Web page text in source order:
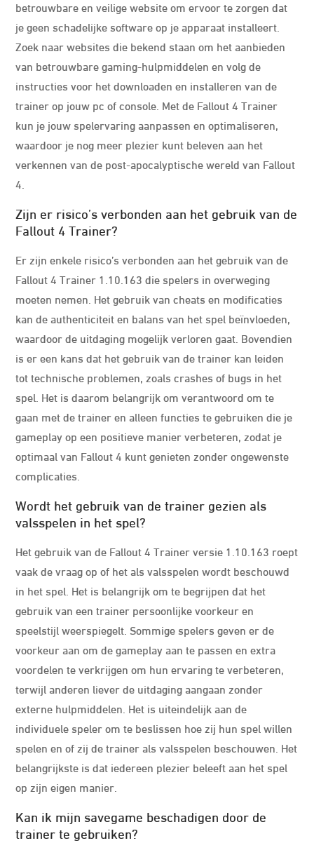
betrouwbare en veilige website om ervoor te zorgen dat
je geen schadelijke software op je apparaat installeert.
Zoek naar websites die bekend staan om het aanbieden
van betrouwbare gaming-hulpmiddelen en volg de
instructies voor het downloaden en installeren van de
trainer op jouw pc of console. Met de Fallout 4 Trainer
kun je jouw spelervaring aanpassen en optimaliseren,
waardoor je nog meer plezier kunt beleven aan het
verkennen van de post-apocalyptische wereld van Fallout
4.
Zijn er risico’s verbonden aan het gebruik van de
Fallout 4 Trainer?
Er zijn enkele risico’s verbonden aan het gebruik van de
Fallout 4 Trainer 1.10.163 die spelers in overweging
moeten nemen. Het gebruik van cheats en modificaties
kan de authenticiteit en balans van het spel beïnvloeden,
waardoor de uitdaging mogelijk verloren gaat. Bovendien
is er een kans dat het gebruik van de trainer kan leiden
tot technische problemen, zoals crashes of bugs in het
spel. Het is daarom belangrijk om verantwoord om te
gaan met de trainer en alleen functies te gebruiken die je
gameplay op een positieve manier verbeteren, zodat je
optimaal van Fallout 4 kunt genieten zonder ongewenste
complicaties.
Wordt het gebruik van de trainer gezien als
valsspelen in het spel?
Het gebruik van de Fallout 4 Trainer versie 1.10.163 roept
vaak de vraag op of het als valsspelen wordt beschouwd
in het spel. Het is belangrijk om te begrijpen dat het
gebruik van een trainer persoonlijke voorkeur en
speelstijl weerspiegelt. Sommige spelers geven er de
voorkeur aan om de gameplay aan te passen en extra
voordelen te verkrijgen om hun ervaring te verbeteren,
terwijl anderen liever de uitdaging aangaan zonder
externe hulpmiddelen. Het is uiteindelijk aan de
individuele speler om te beslissen hoe zij hun spel willen
spelen en of zij de trainer als valsspelen beschouwen. Het
belangrijkste is dat iedereen plezier beleeft aan het spel
op zijn eigen manier.
Kan ik mijn savegame beschadigen door de
trainer te gebruiken?